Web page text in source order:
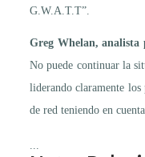
G.W.A.T.T”.
Greg Whelan, analista
No puede continuar la
liderando claramente
de red teniendo en